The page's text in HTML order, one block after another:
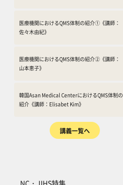
なります。
医療機関におけるQMS体制の紹介①《講師：
佐々木由紀》
医療機関におけるQMS体制の紹介②《講師：
山本恵子》
韓国Asan Medical CenterにおけるQMS体制の
紹介《講師：Elisabet Kim》
講義一覧へ
NC・JIHS特集